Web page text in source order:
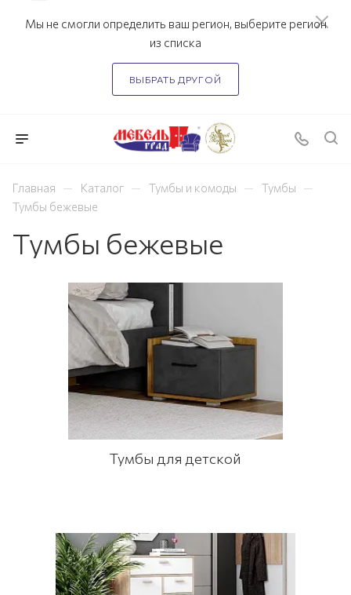
Мы не смогли определить ваш регион, выберите регион
из списка
ВЫБРАТЬ ДРУГОЙ
Главная — Каталог — Тумбы и комоды — Тумбы —
Тумбы бежевые
Тумбы бежевые
Тумбы для детской